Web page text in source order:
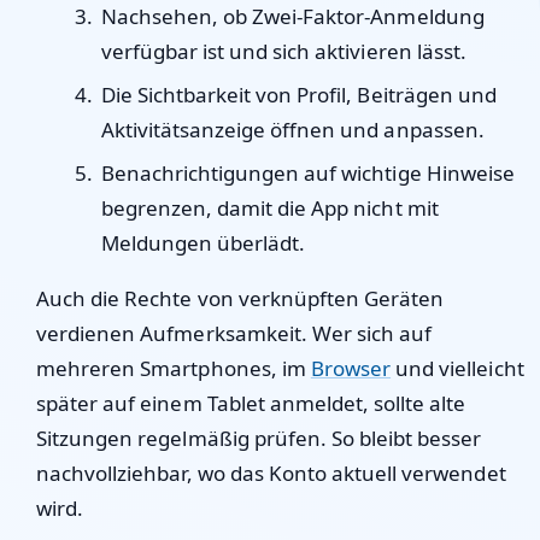
Nachsehen, ob Zwei-Faktor-Anmeldung
verfügbar ist und sich aktivieren lässt.
Die Sichtbarkeit von Profil, Beiträgen und
Aktivitätsanzeige öffnen und anpassen.
Benachrichtigungen auf wichtige Hinweise
begrenzen, damit die App nicht mit
Meldungen überlädt.
Auch die Rechte von verknüpften Geräten
verdienen Aufmerksamkeit. Wer sich auf
mehreren Smartphones, im Browser und vielleicht
später auf einem Tablet anmeldet, sollte alte
Sitzungen regelmäßig prüfen. So bleibt besser
nachvollziehbar, wo das Konto aktuell verwendet
wird.